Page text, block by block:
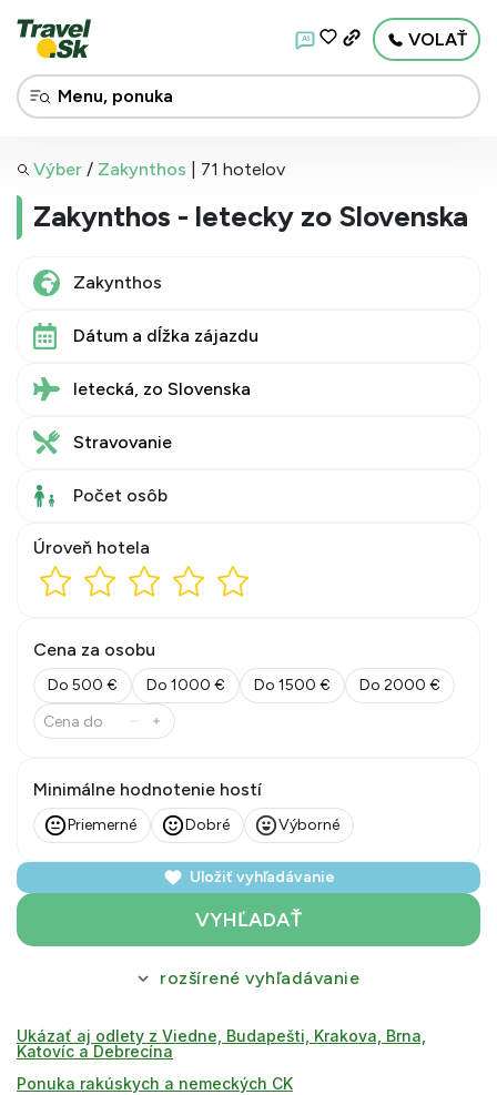
AI VOLAŤ
Výber / Zakynthos 71 hotelov
Zakynthos - letecky zo Slovenska
Dátum a dĺžka zájazdu
letecká, zo Slovenska
Stravovanie
Počet osôb
Úroveň hotela
Cena za osobu
Do 500 € Do 1000 € Do 1500 € Do 2000 €
Minimálne hodnotenie hostí
Priemerné Dobré Výborné
Uložiť vyhľadávanie
VYHĽADAŤ
rozšírené vyhľadávanie
Ukázať aj odlety z Viedne, Budapešti, Krakova, Brna,
Katovíc a Debrecína
Ponuka rakúskych a nemeckých CK